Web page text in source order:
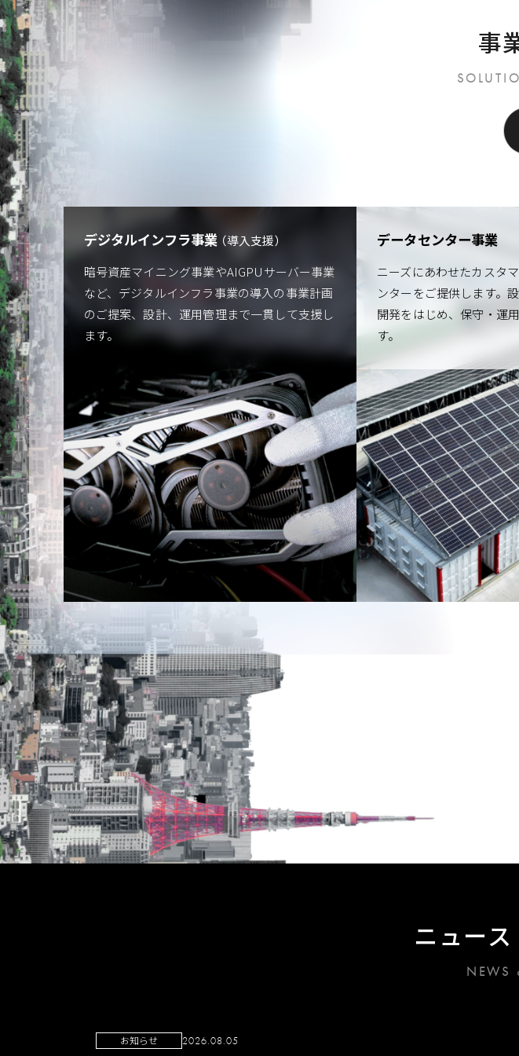
事
デジタルインフラ事業
導入支援
暗号資産マイニング事業やAIGPUサーバー事業
など、デジタルインフラ事業の導入の事業計画
のご提案、設計、運用管理まで一貫して支援し
ます。
データセンター事業
ニーズにあわせたカスタ
ンターをご提供します。
開発をはじめ、保守・運
す。
ニュー
NEWS
お知らせ 2026.08.05